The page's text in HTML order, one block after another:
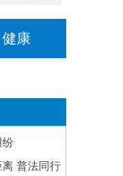
健康
纷
普法同行